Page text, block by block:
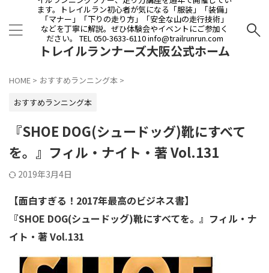
ます。トレイルラン初心者が気になる「服装」「装備」
「マナー」「下りの走り方」「安全な山の走行技術」
などを丁寧に解説。ぜひ体験会やイベントにご参加く
ださい。 TEL 050-3633-6110 info@trailrunrun.com
トレイルランナーズ大阪公式ホーム
HOME > おすすめランニング本 >
おすすめランニング本
『SHOE DOG(シュードッグ)靴にすべて
を。』フィル・ナイト・著 Vol.131
2019年3月4日
【面白すぎる！2017年最高のビジネス書】
『SHOE DOG(シュードッグ)靴にすべてを。』フィル・ナ
イト・著 Vol.131